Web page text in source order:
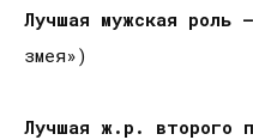
Лучшая мужская роль —
змея»)
Лучшая ж.р. второго